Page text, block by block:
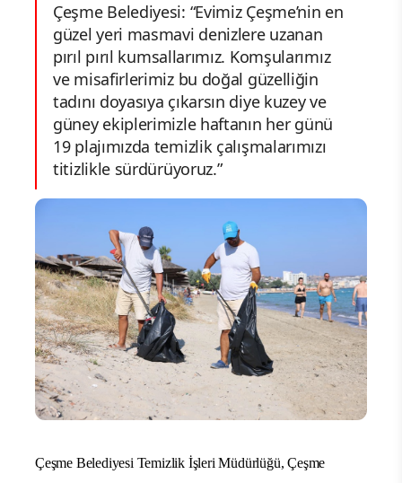
Çeşme Belediyesi: “Evimiz Çeşme’nin en
güzel yeri masmavi denizlere uzanan
pırıl pırıl kumsallarımız. Komşularımız
ve misafirlerimiz bu doğal güzelliğin
tadını doyasıya çıkarsın diye kuzey ve
güney ekiplerimizle haftanın her günü
19 plajımızda temizlik çalışmalarımızı
titizlikle sürdürüyoruz.”
Çeşme Belediyesi Temizlik İşleri Müdürlüğü, Çeşme